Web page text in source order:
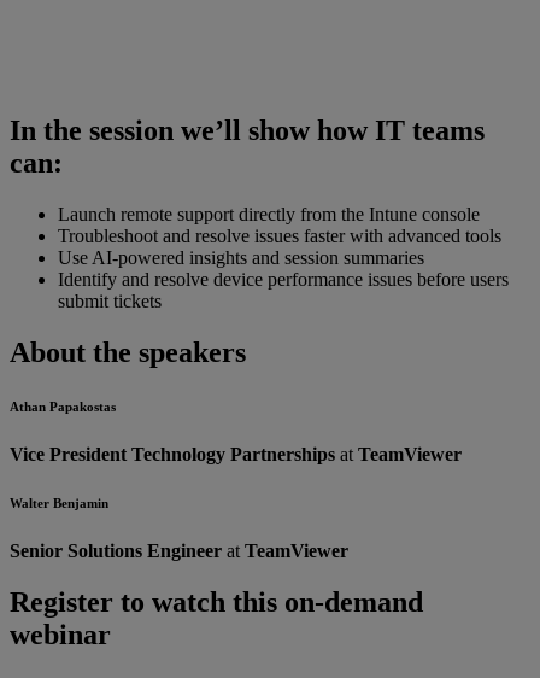
In the session we’ll show how IT teams
can:
Launch remote support directly from the Intune console
Troubleshoot and resolve issues faster with advanced tools
Use AI-powered insights and session summaries
Identify and resolve device performance issues before users
submit tickets
About the speakers
Athan Papakostas
Vice President Technology Partnerships at TeamViewer
Walter Benjamin
Senior Solutions Engineer at TeamViewer
Register to watch this on-demand
webinar